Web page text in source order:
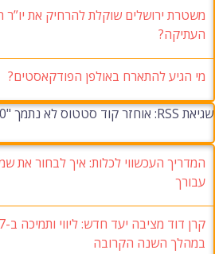
משטרת ירושלים שוקלת להרחיק את יו”ר
העתיקה?
מי הגיע להתארח באולפן הפודקאסטים?
שגיאת RSS: אוחזר קוד סטטוס לא נתמך "500"
המדריך העכשווי לכלות: איך לבחור את
עבורך
במהלך השנה הקרובה